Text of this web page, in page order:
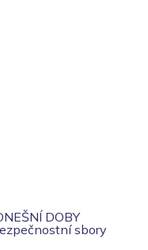
DOBY
sbory